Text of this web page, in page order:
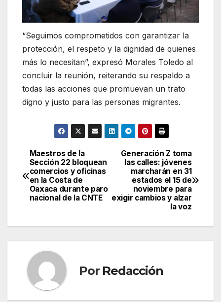
“Seguimos comprometidos con garantizar la
protección, el respeto y la dignidad de quienes
más lo necesitan”, expresó Morales Toledo al
concluir la reunión, reiterando su respaldo a
todas las acciones que promuevan un trato
digno y justo para las personas migrantes.
Navegación
de
entradas
Generación Z toma
las calles: jóvenes
marcharán en 31
estados el 15 de
noviembre para
exigir cambios y alzar
la voz
Maestros de la
Sección 22 bloquean
comercios y oficinas
en la Costa de
Oaxaca durante paro
nacional de la CNTE
Por Redacción